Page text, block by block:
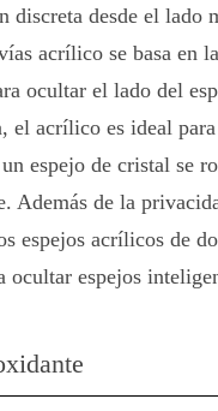
discreta desde el lado
acrílico se basa en
ocultar el lado del
el acrílico es ideal
espejo de cristal se
Además de la
espejos acrílicos de
ocultar espejos